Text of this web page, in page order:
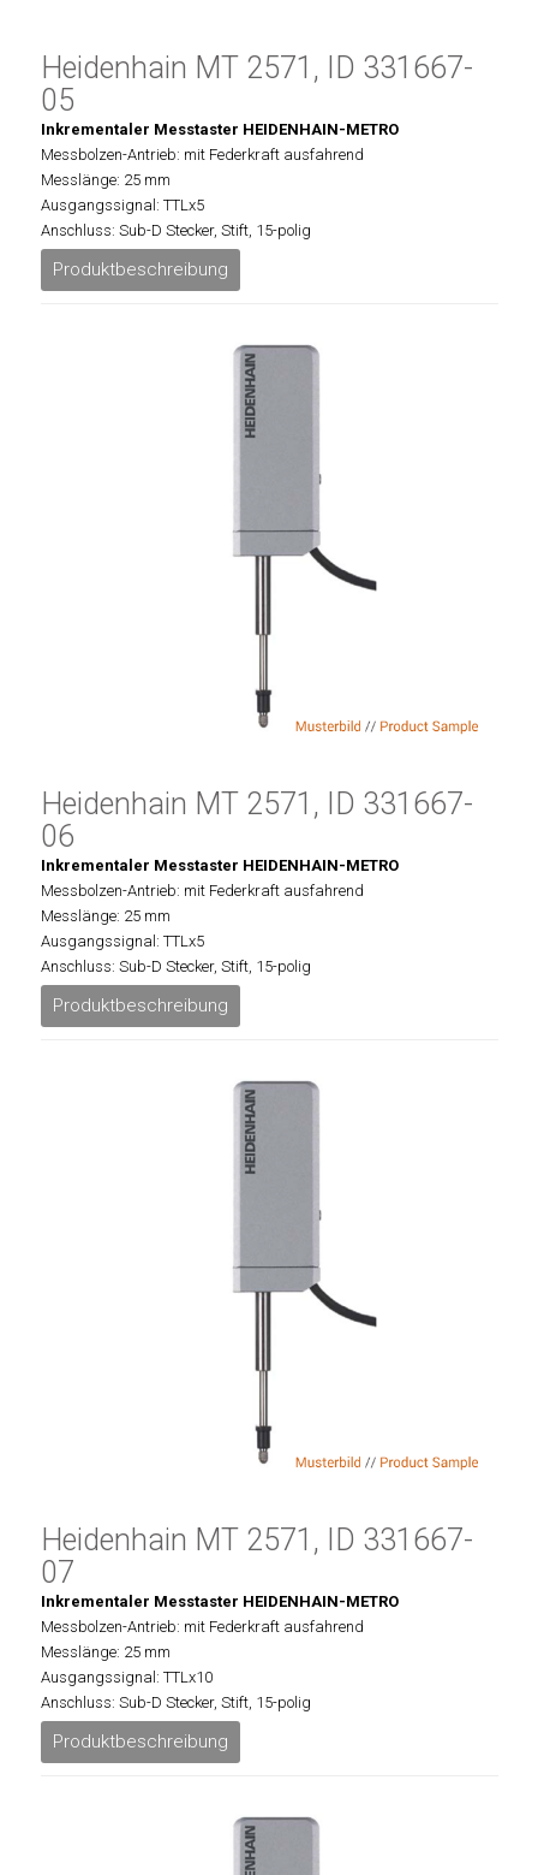
Heidenhain MT 2571, ID 331667-
05
Inkrementaler Messtaster HEIDENHAIN-METRO
Messbolzen-Antrieb: mit Federkraft ausfahrend
Messlänge: 25 mm
Ausgangssignal: TTLx5
Anschluss: Sub-D Stecker, Stift, 15-polig
Produktbeschreibung
Heidenhain MT 2571, ID 331667-
06
Inkrementaler Messtaster HEIDENHAIN-METRO
Messbolzen-Antrieb: mit Federkraft ausfahrend
Messlänge: 25 mm
Ausgangssignal: TTLx5
Anschluss: Sub-D Stecker, Stift, 15-polig
Produktbeschreibung
Heidenhain MT 2571, ID 331667-
07
Inkrementaler Messtaster HEIDENHAIN-METRO
Messbolzen-Antrieb: mit Federkraft ausfahrend
Messlänge: 25 mm
Ausgangssignal: TTLx10
Anschluss: Sub-D Stecker, Stift, 15-polig
Produktbeschreibung